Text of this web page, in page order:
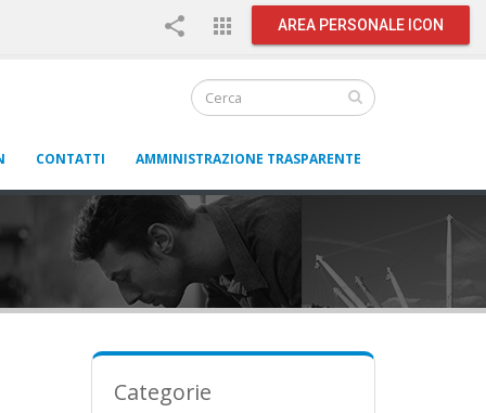
share apps AREA PERSONALE ICON
CONTATTI AMMINISTRAZIONE TRASPARENTE
Categorie